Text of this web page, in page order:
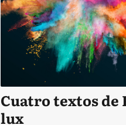
Cuatro textos de
lux